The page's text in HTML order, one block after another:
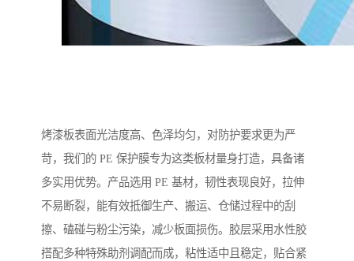
烤漆板表面光洁度高、色泽均匀，对防护要求更为严
苛，我们的 PE 保护膜专为这类板材量身打造，具备诸
多实用优势。产品选用 PE 基材，韧性表现良好，拉伸
不易断裂，能有效抵御生产、搬运、仓储过程中的刮
擦、磕碰与粉尘污染，减少板面损伤。胶层采用水性胶
搭配多种特殊助剂调配而成，粘性适中且稳定，贴合紧